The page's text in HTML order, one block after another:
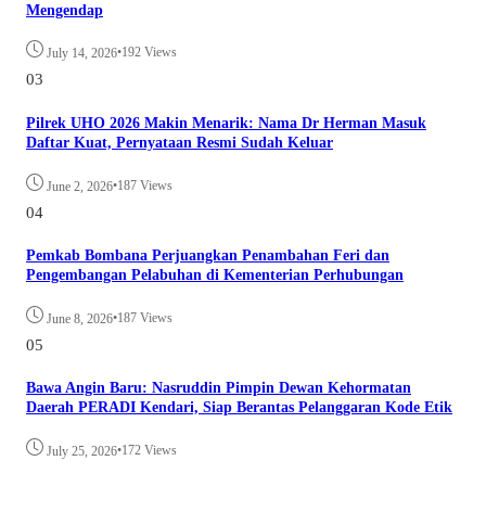
Mengendap
July 14, 2026•192 Views
03
Pilrek UHO 2026 Makin Menarik: Nama Dr Herman Masuk
Daftar Kuat, Pernyataan Resmi Sudah Keluar
June 2, 2026•187 Views
04
Pemkab Bombana Perjuangkan Penambahan Feri dan
Pengembangan Pelabuhan di Kementerian Perhubungan
June 8, 2026•187 Views
05
Bawa Angin Baru: Nasruddin Pimpin Dewan Kehormatan
Daerah PERADI Kendari, Siap Berantas Pelanggaran Kode Etik
July 25, 2026•172 Views